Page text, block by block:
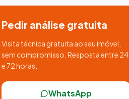
Pedir análise gratuita
Visita técnica gratuita ao seu imóvel,
sem compromisso. Resposta entre 24
e 72 horas.
WhatsApp